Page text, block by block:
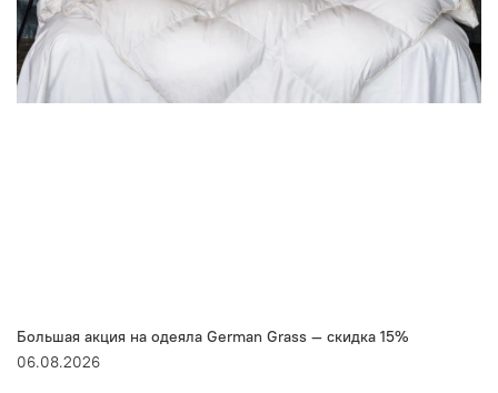
Большая акция на одеяла German Grass — скидка 15%
06.08.2026